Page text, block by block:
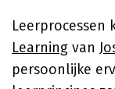
Leerprocessen
Learning van
persoonlijke